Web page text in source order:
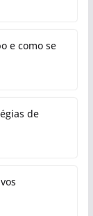
e como se
de